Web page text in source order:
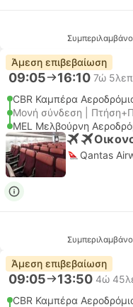
Άμεση επιβεβαίωση
09:05 16:10 7ώ
CBR Καμπέρα
Μονή σύνδεση |
MEL Μελβούρνη
Qantas
Άμεση επιβεβαίωση
09:05 13:50 4ώ
CBR Καμπέρα